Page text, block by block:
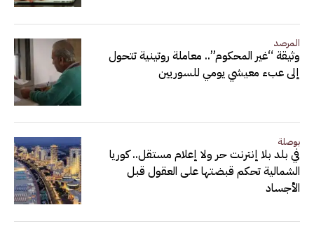
المرصد
وثيقة “غير المحكوم”.. معاملة روتينية تتحول
إلى عبء معيشي يومي للسوريين
بوصلة
في بلد بلا إنترنت حر ولا إعلام مستقل.. كوريا
الشمالية تحكم قبضتها على العقول قبل
الأجساد